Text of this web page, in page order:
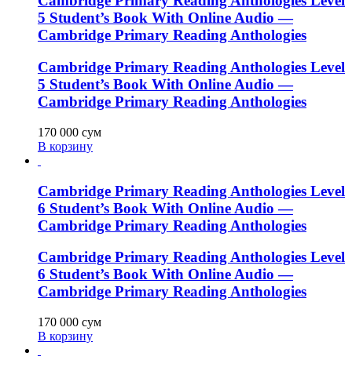
5 Student’s Book With Online Audio —
Cambridge Primary Reading Anthologies
Cambridge Primary Reading Anthologies Level
5 Student’s Book With Online Audio —
Cambridge Primary Reading Anthologies
170 000 сум
В корзину
Cambridge Primary Reading Anthologies Level
6 Student’s Book With Online Audio —
Cambridge Primary Reading Anthologies
Cambridge Primary Reading Anthologies Level
6 Student’s Book With Online Audio —
Cambridge Primary Reading Anthologies
170 000 сум
В корзину